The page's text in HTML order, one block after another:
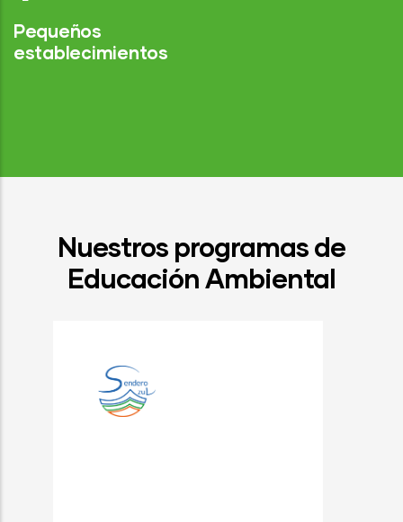
Pequeños
establecimientos
Nuestros programas de
Educación Ambiental